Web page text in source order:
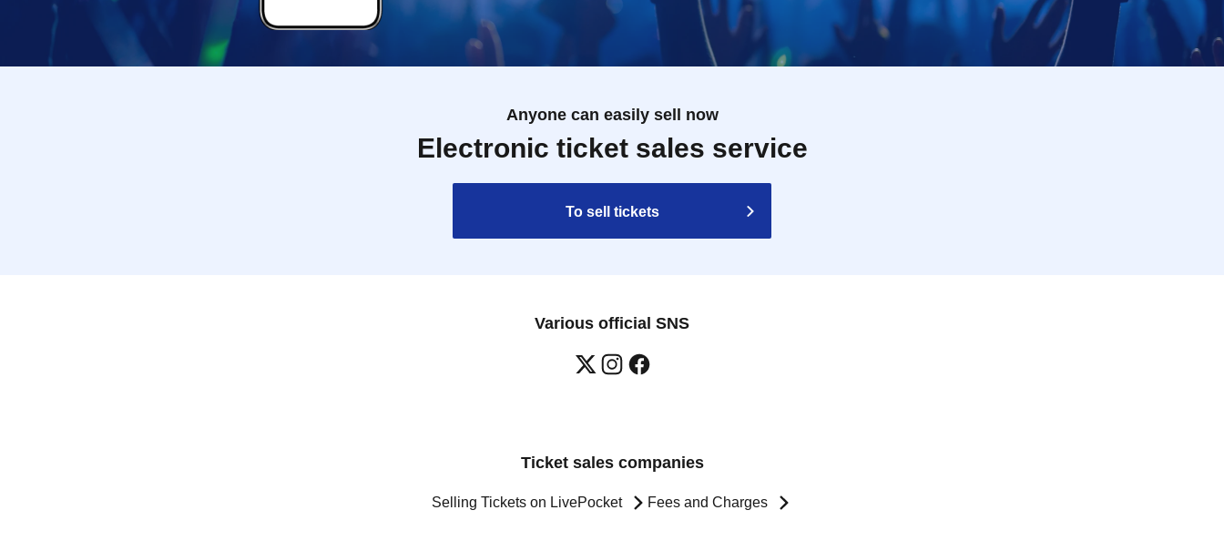
Anyone can easily sell now
Electronic ticket sales service
To sell tickets
Various official SNS
Ticket sales companies
Selling Tickets on LivePocket Fees and Charges